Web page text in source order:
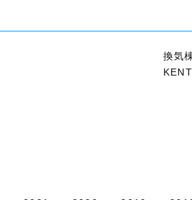
換気